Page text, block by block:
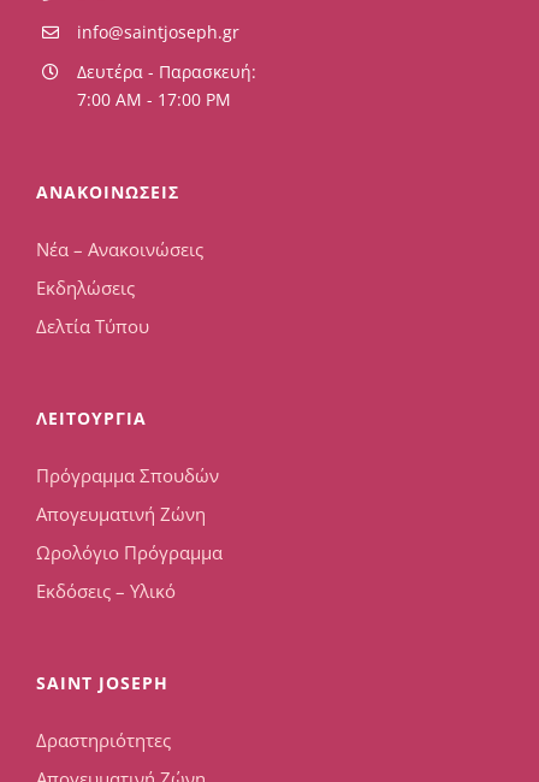
info@saintjoseph.gr
Δευτέρα - Παρασκευή:
7:00 AM - 17:00 PM
ΑΝΑΚΟΙΝΩΣΕΙΣ
Νέα – Ανακοινώσεις
Εκδηλώσεις
Δελτία Τύπου
ΛΕΙΤΟΥΡΓΙΑ
Πρόγραμμα Σπουδών
Απογευματινή Ζώνη
Ωρολόγιο Πρόγραμμα
Εκδόσεις – Υλικό
SAINT JOSEPH
Δραστηριότητες